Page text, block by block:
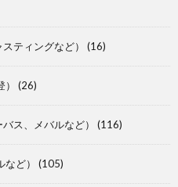
ティングなど） (16)
(26)
ス、メバルなど） (116)
ど） (105)